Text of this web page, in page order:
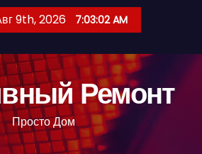
9th, 2026 7:03:03 AM
Ремонт
Просто Дом